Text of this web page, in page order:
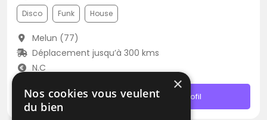
Disco Funk House
Melun (77)
Déplacement jusqu’à 300 kms
N.C
Contacter Profil
×
Nos cookies vous veulent
du bien